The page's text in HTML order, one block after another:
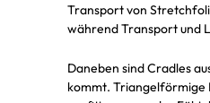
Transport von
während Transport und
Daneben sind Cradles
kommt. Triangelförmige